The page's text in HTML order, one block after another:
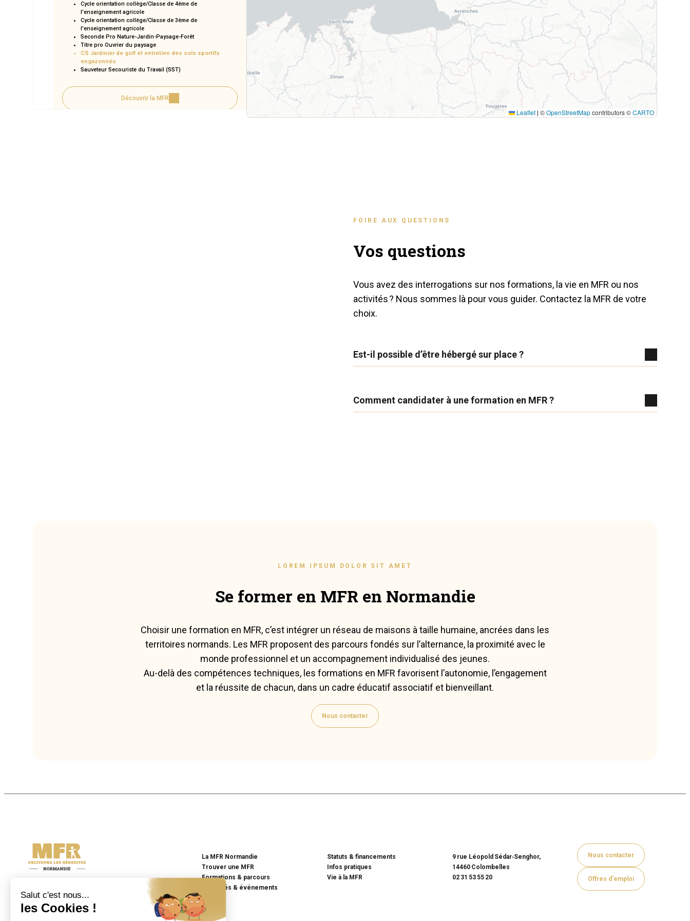
Leaflet ©OpenStreetMapcontributors ©CARTO
Cycle orientation collège/Classe de 4ème de
l'enseignement agricole
Cycle orientation collège/Classe de 3ème de
l'enseignement agricole
Seconde Pro Nature-Jardin-Paysage-Forêt
Titre pro Ouvrier du paysage
CS Jardinier de golf et entretien des sols sportifs
engazonnés
Sauveteur Secouriste du Travail (SST)
Découvrir la MFR
FOIRE AUX QUESTIONS
Vos questions
Vous avez des interrogations sur nos formations, la vie en MFR ou nos
activités ? Nous sommes là pour vous guider. Contactez la MFR de votre
choix.
Est-il possible d’être hébergé sur place ?
Comment candidater à une formation en MFR ?
LOREM IPSUM DOLOR SIT AMET
Se former en MFR en Normandie
Choisir une formation en MFR, c’est intégrer un réseau de maisons à taille humaine, ancrées dans les
territoires normands. Les MFR proposent des parcours fondés sur l’alternance, la proximité avec le
monde professionnel et un accompagnement individualisé des jeunes.
Au-delà des compétences techniques, les formations en MFR favorisent l’autonomie, l’engagement
et la réussite de chacun, dans un cadre éducatif associatif et bienveillant.
Nous contacter
Cultivons les réussites
La MFR Normandie
Trouver une MFR
Formations & parcours
Actualités & événements
Statuts & financements
Infos pratiques
Vie à la MFR
9 rue Léopold Sédar‑Senghor,
14460 Colombelles
02 31 53 55 20
Nous contacter
Offres d'emploi